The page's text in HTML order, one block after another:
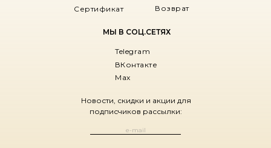
Новости, скидки и акции для
подписчиков рассылки:
Возврат
Сертификат
МЫ В СОЦ.СЕТЯХ
Telegram
ВКонтакте
Max